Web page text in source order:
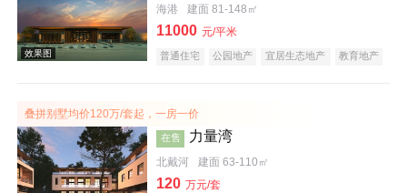
效果图
海港 建面 81-148㎡
11000 元/平米
普通住宅 公园地产 宜居生态地产
教育地产
叠拼别墅均价120万/套起，一房一价
在售 力量湾
北戴河 建面 63-110㎡
120 万元/套